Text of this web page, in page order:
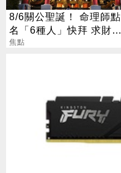
8/6關公聖誕！ 命理師點
名「6種人」快拜 求財求
職保平安
焦點